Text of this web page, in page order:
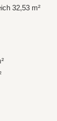
32,53 m²